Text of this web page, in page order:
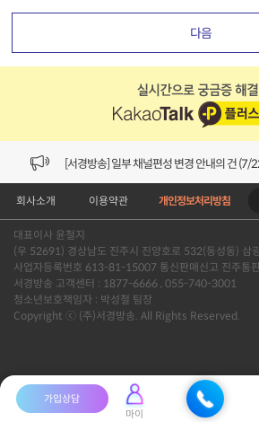
다음
[VOD공지] 청춘초이스 이용금액 변경 안내
[서경방송] 일부 채널편성 변경 안내의 건 (7/
[서경방송] 디지털알뜰형 결합 할인요금 조정
[공지] 개인정보처리방침 (Ver2.15) 개정의 건
[서경방송] 일부 채널편성 변경 안내의 건 (7/1)
[VOD공지] 청춘초이스 이용금액 변경 안내
회사소개 이용약관 개인정보처리방침
대표이사 윤철지
(우 52691) 경상남도 진주시 진양호로 532(동성동) 삼
사업자등록번호 613-81-15007 통신판매신고 진주통
서경방송 고객센터 : 1877-6666 , 055-740-3001
청소년보호책임자 : 박성철 팀장
Copyright ⓒ (주)서경방송. All Rights Reserved.
가입상담
마이